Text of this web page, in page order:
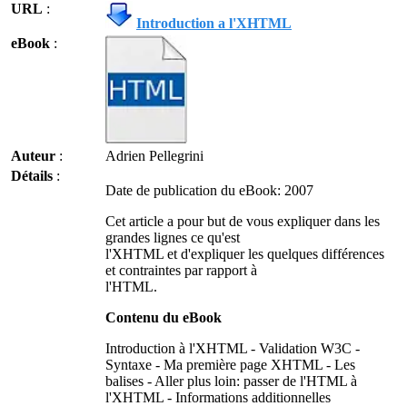
URL :
Introduction a l'XHTML
eBook :
Auteur :
Adrien Pellegrini
Détails :
Date de publication du eBook: 2007
Cet article a pour but de vous expliquer dans les
grandes lignes ce qu'est
l'XHTML et d'expliquer les quelques différences
et contraintes par rapport à
l'HTML.
Contenu du eBook
Introduction à l'XHTML - Validation W3C -
Syntaxe - Ma première page XHTML - Les
balises - Aller plus loin: passer de l'HTML à
l'XHTML - Informations additionnelles